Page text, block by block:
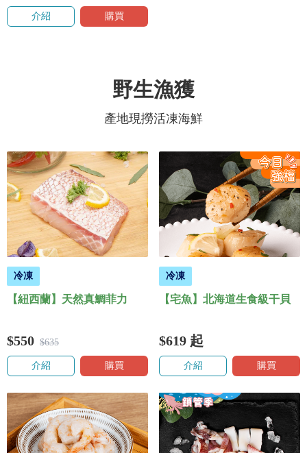
介紹 購買
野生漁獲
產地現撈活凍海鮮
冷凍
【紐西蘭】天然真鯛菲力
$550 $635
介紹 購買
冷凍
【宅魚】北海道生食級干貝
$619 起
介紹 購買